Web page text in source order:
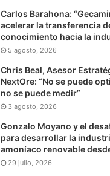
Carlos Barahona:
acelerar la transferencia
conocimiento hacia la
5 agosto, 2026
Chris Beal, Asesor
NextOre: “No se puede
no se puede medir”
3 agosto, 2026
Gonzalo Moyano y el
para desarrollar la
amoníaco renovable
29 julio, 2026